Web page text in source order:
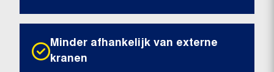
Minder afhankelijk van externe
kranen